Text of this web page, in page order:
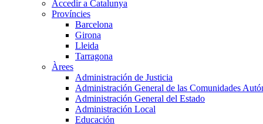
Accedir a Catalunya
Províncies
Barcelona
Girona
Lleida
Tarragona
Àrees
Administración de Justicia
Administración General de las Comunidades
Administración General del Estado
Administración Local
Educación